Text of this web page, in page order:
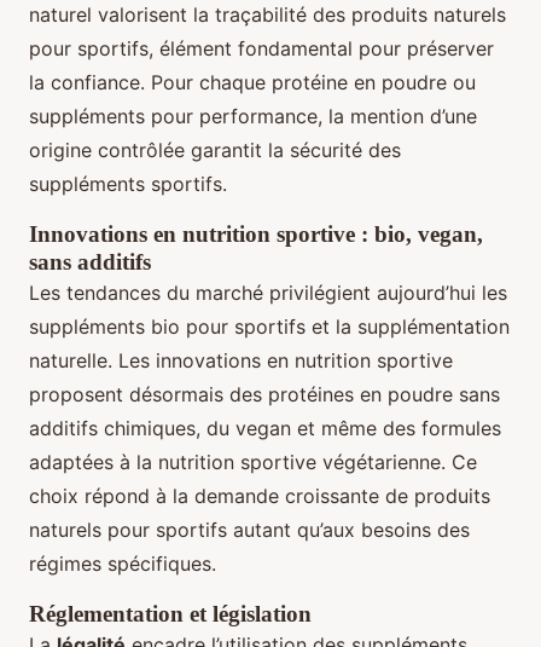
naturel valorisent la traçabilité des produits naturels
pour sportifs, élément fondamental pour préserver
la confiance. Pour chaque protéine en poudre ou
suppléments pour performance, la mention d’une
origine contrôlée garantit la sécurité des
suppléments sportifs.
Innovations en nutrition sportive : bio, vegan,
sans additifs
Les tendances du marché privilégient aujourd’hui les
suppléments bio pour sportifs et la supplémentation
naturelle. Les innovations en nutrition sportive
proposent désormais des protéines en poudre sans
additifs chimiques, du vegan et même des formules
adaptées à la nutrition sportive végétarienne. Ce
choix répond à la demande croissante de produits
naturels pour sportifs autant qu’aux besoins des
régimes spécifiques.
Réglementation et législation